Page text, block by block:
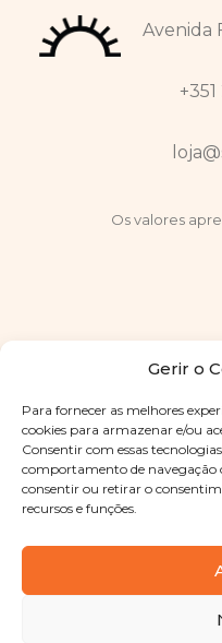
Gerir o
Para fornecer as melhores
cookies para armazenar e/ou
Consentir com essas
comportamento de navegação
consentir ou retirar o
recursos e funções.
Avenida
Os valores
Copyright © 2025
reservadosPolítica de
Designed byShift Your